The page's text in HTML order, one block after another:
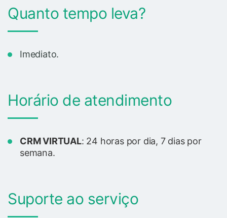
Quanto tempo leva?
Imediato.
Horário de atendimento
CRM VIRTUAL: 24 horas por dia, 7 dias por
semana.
Suporte ao serviço